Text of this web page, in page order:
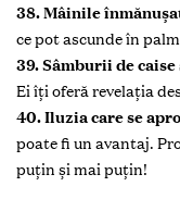
38. Mâinile
ce pot ascunde în
39. Sâmburii de
Ei îţi oferă revelaţia
40. Iluzia care se
poate fi un avantaj.
puţin şi mai puţin!